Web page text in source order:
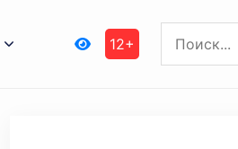
12+